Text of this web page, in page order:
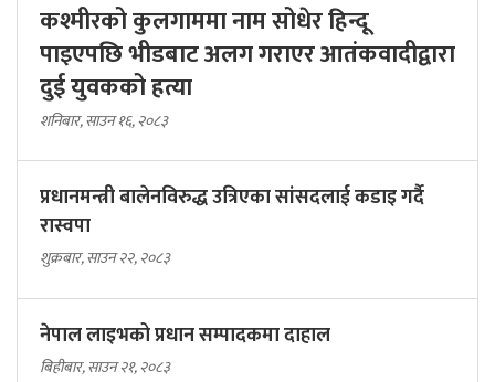
कश्मीरको कुलगाममा नाम सोधेर हिन्दू
पाइएपछि भीडबाट अलग गराएर आतंकवादीद्वारा
दुई युवकको हत्या
शनिबार, साउन १६, २०८३
प्रधानमन्त्री बालेनविरुद्ध उत्रिएका सांसदलाई कडाइ गर्दै
रास्वपा
शुक्रबार, साउन २२, २०८३
नेपाल लाइभको प्रधान सम्पादकमा दाहाल
बिहीबार, साउन २१, २०८३